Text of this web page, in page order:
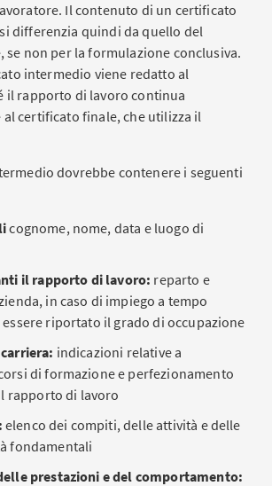
Il contenuto di un certificato
differenzia quindi da quello del
se non per la formulazione conclusiva.
intermedio viene redatto al
il rapporto di lavoro continua
certificato finale, che utilizza il
dovrebbe contenere i seguenti
cognome, nome, data e luogo di
il rapporto di lavoro: reparto e
in caso di impiego a tempo
essere riportato il grado di occupazione
indicazioni relative a
di formazione e perfezionamento
rapporto di lavoro
elenco dei compiti, delle attività e delle
fondamentali
prestazioni e del comportamento: